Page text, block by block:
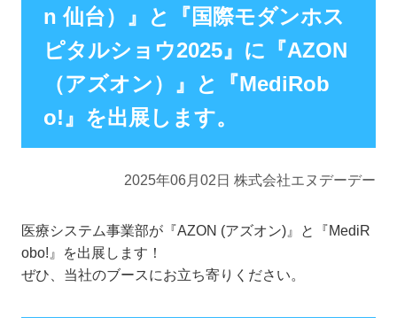
n 仙台）』と『国際モダンホス
ピタルショウ2025』に『AZON
（アズオン）』と『MediRob
o!』を出展します。
2025年06月02日 株式会社エヌデーデー
医療システム事業部が『AZON (アズオン)』と『MediR
obo!』を出展します！
ぜひ、当社のブースにお立ち寄りください。